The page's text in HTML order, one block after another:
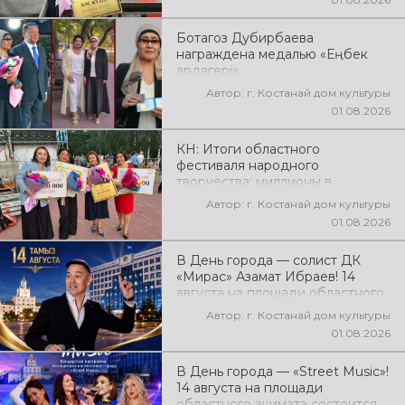
Ботагоз Дубирбаева
награждена медалью «Еңбек
ардагері»
Автор: г. Костанай дом культуры
01.08.2026
КН: Итоги областного
фестиваля народного
творчества: миллионы в
культуруАвтор: г. Костанай дом культуры
01.08.2026
В День города — солист ДК
«Мирас» Азамат Ибраев! 14
августа на площади областного
акимата состоится концертная
программа Азамата Ибраева!
Вас ждут любимые песни,
яркое выступление, мощная
энергия и праздничное
настроение!
Автор: г. Костанай дом культуры
01.08.2026
В День города — «Street Music»!
14 августа на площади